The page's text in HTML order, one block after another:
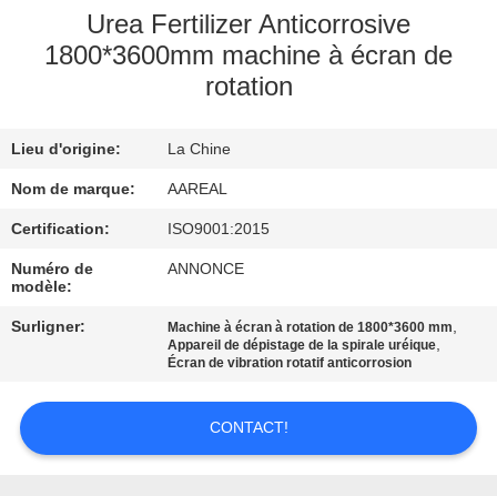
NOUS
L'USINE
CONTRÔLE
DE
QUALITÉ
NOUS
CONTACTER
Urea Fertilizer Anticorrosive
1800*3600mm machine à écran de
rotation
Lieu d'origine: La Chine
Nom de marque: AAREAL
Certification: ISO9001:2015
Numéro de
modèle:
ANNONCE
Surligner: Machine à écran à rotation de 1800*3600 mm,
Appareil de dépistage de la spirale uréique,
Écran de vibration rotatif anticorrosion
CONTACT!